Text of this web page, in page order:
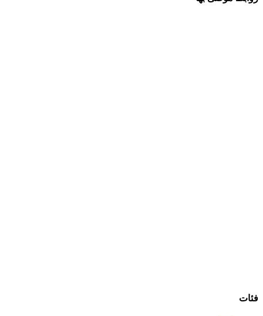
فئات